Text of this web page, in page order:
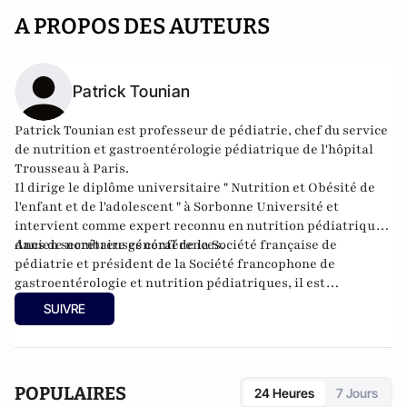
A PROPOS DES AUTEURS
Patrick Tounian
Patrick Tounian est professeur de pédiatrie, chef du service
de nutrition et gastroentérologie pédiatrique de l'hôpital
Trousseau à Paris.
Il dirige le diplôme universitaire " Nutrition et Obésité de
l'enfant et de l'adolescent " à Sorbonne Université et
intervient comme expert reconnu en nutrition pédiatrique
dans de nombreuses conférences.
Ancien secrétaire général de la Société française de
pédiatrie et président de la Société francophone de
gastroentérologie et nutrition pédiatriques, il est
actuellement président de l’Association des pédiatres de
langue française. Il est l’auteur de nombreux livres et
SUIVRE
POPULAIRES 24 Heures 7 Jours